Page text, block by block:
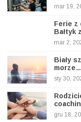
mar 19,
Ferie z
Bałtyk
mar 2,
Biały
morze…
sty 30,
gru 18,